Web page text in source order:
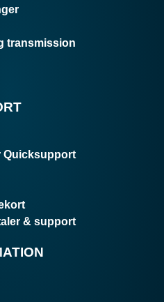
transmission
Quicksupport
& support